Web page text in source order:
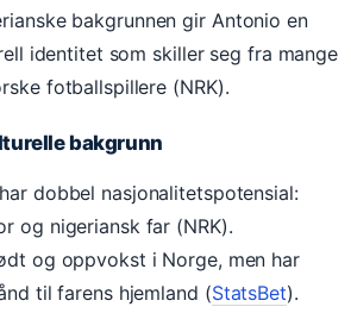
bakgrunnen gir Antonio en
identitet som skiller seg fra mange
fotballspillere (NRK).
bakgrunn
dobbel nasjonalitetspotensial:
og nigeriansk far (NRK).
og oppvokst i Norge, men har
til farens hjemland (StatsBet).